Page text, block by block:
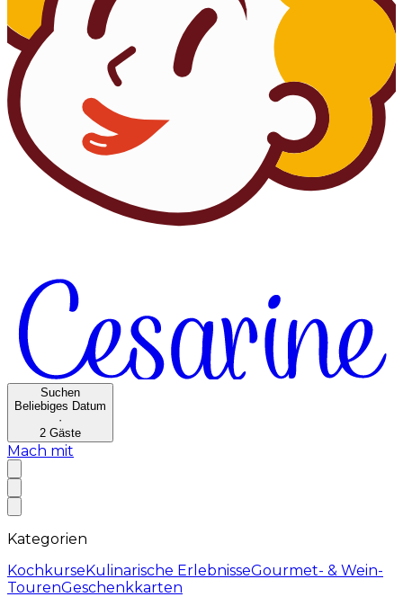
Suchen
Beliebiges Datum
·
2 Gäste
Mach mit
Kategorien
KochkurseKulinarische ErlebnisseGourmet- & Wein-
TourenGeschenkkarten